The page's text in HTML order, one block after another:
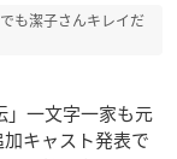
も潔子さんキレイだ
」一文字一家も元
キャスト発表で